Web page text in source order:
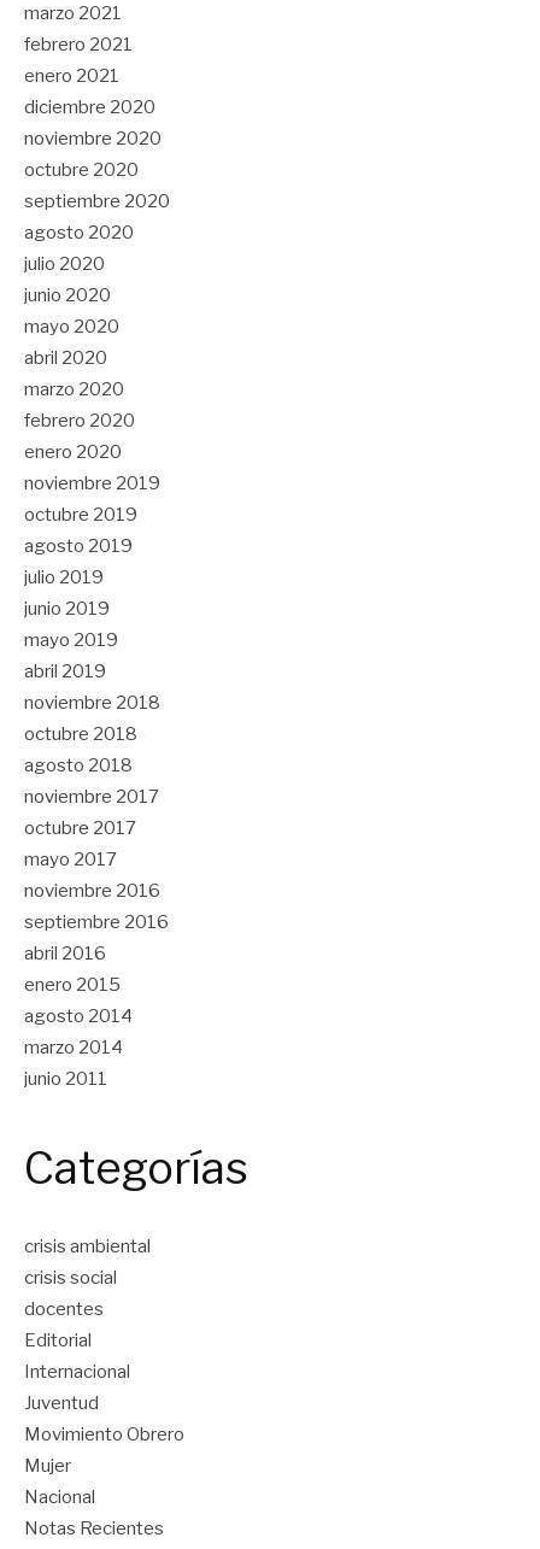
marzo 2021
febrero 2021
enero 2021
diciembre 2020
noviembre 2020
octubre 2020
septiembre 2020
agosto 2020
julio 2020
junio 2020
mayo 2020
abril 2020
marzo 2020
febrero 2020
enero 2020
noviembre 2019
octubre 2019
agosto 2019
julio 2019
junio 2019
mayo 2019
abril 2019
noviembre 2018
octubre 2018
agosto 2018
noviembre 2017
octubre 2017
mayo 2017
noviembre 2016
septiembre 2016
abril 2016
enero 2015
agosto 2014
marzo 2014
junio 2011
Categorías
crisis ambiental
crisis social
docentes
Editorial
Internacional
Juventud
Movimiento Obrero
Mujer
Nacional
Notas Recientes